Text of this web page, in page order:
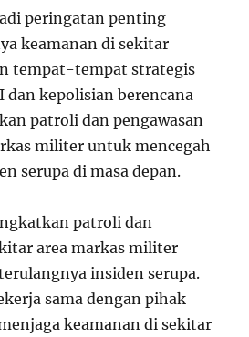
peringatan penting
keamanan di sekitar
tempat-tempat strategis
dan kepolisian berencana
patroli dan pengawasan
militer untuk mencegah
serupa di masa depan.
patroli dan
area markas militer
insiden serupa.
sama dengan pihak
keamanan di sekitar